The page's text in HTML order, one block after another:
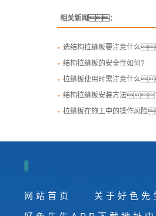
相关新闻：
选结构拉缝板要注意什么
结构拉缝板的安全性如何?
拉缝板使用时需注意什么
结构拉缝板安装方法
拉缝板在施工中的操作风
网站首页 关于好色